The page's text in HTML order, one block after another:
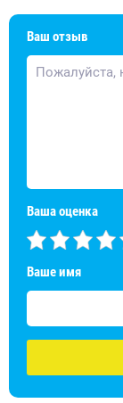
Ваш отзыв
Ваша оценка
Ваше имя